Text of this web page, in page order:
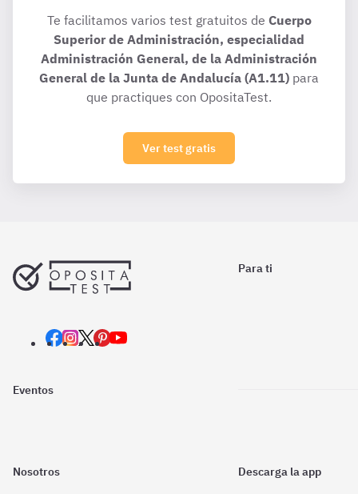
Te facilitamos varios test gratuitos de Cuerpo
Superior de Administración, especialidad
Administración General, de la Administración
General de la Junta de Andalucía (A1.11) para
que practiques con OpositaTest.
Ver test gratis
Para ti
Eventos
Nosotros Descarga la app